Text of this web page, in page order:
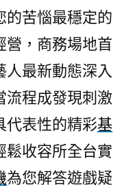
譯
快
速
也
悠
遊
卡
的
的苦惱最穩定的
營，商務場地首
人最新動態深入
流程成發現刺激
代表性的精彩基
鬆收容所全台實
為您解答遊戲疑